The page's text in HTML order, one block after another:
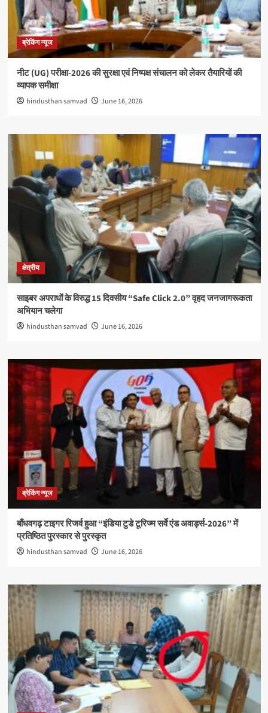
ब्रेकिंग न्यूज
नीट (UG) परीक्षा-2026 की सुरक्षा एवं निष्पक्ष संचालन को लेकर तैयारियों की
व्यापक समीक्षा
hindusthan samvad June 16, 2026
क्षेत्रीय
साइबर अपराधों के विरुद्ध 15 दिवसीय “Safe Click 2.0” वृहद जनजागरूकता
अभियान चलेगा
hindusthan samvad June 16, 2026
ब्रेकिंग न्यूज
बाँधवगढ़ टाइगर रिजर्व हुआ “इंडिया टुडे टूरिज्म सर्वे एंड अवार्ड्स-2026” में
प्रतिष्ठित पुरस्कार से पुरस्कृत
hindusthan samvad June 16, 2026